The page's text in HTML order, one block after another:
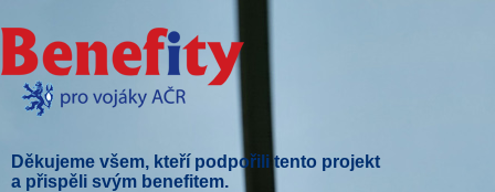
Děkujeme všem, kteří podpořili tento projekt
a přispěli svým benefitem.